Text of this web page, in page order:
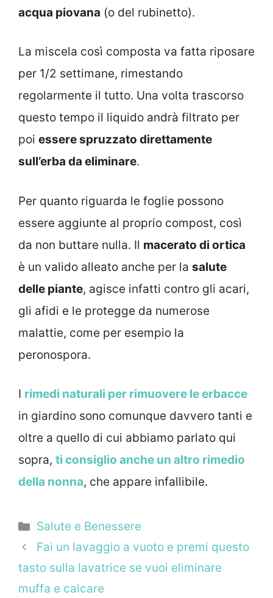
acqua piovana (o del rubinetto).
La miscela così composta va fatta riposare
per 1/2 settimane, rimestando
regolarmente il tutto. Una volta trascorso
questo tempo il liquido andrà filtrato per
poi essere spruzzato direttamente
sull’erba da eliminare.
Per quanto riguarda le foglie possono
essere aggiunte al proprio compost, così
da non buttare nulla. Il macerato di ortica
è un valido alleato anche per la salute
delle piante, agisce infatti contro gli acari,
gli afidi e le protegge da numerose
malattie, come per esempio la
peronospora.
I rimedi naturali per rimuovere le erbacce
in giardino sono comunque davvero tanti e
oltre a quello di cui abbiamo parlato qui
sopra, ti consiglio anche un altro rimedio
della nonna, che appare infallibile.
Categorie
Salute e Benessere
Fai un lavaggio a vuoto e premi questo
tasto sulla lavatrice se vuoi eliminare
muffa e calcare